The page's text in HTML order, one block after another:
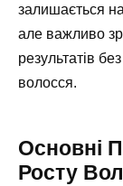
залишається
але важливо
результатів
волосся.
Основні
Росту